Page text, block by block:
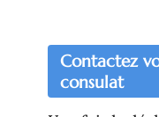
Contactez
consulat